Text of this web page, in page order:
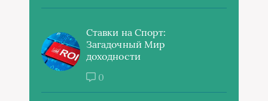
Ставки на Спорт:
Загадочный Мир
доходности
0